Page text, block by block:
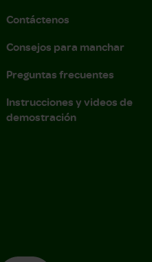
Contáctenos
Consejos para manchar
Preguntas frecuentes
Instrucciones y videos de
demostración
inglés)